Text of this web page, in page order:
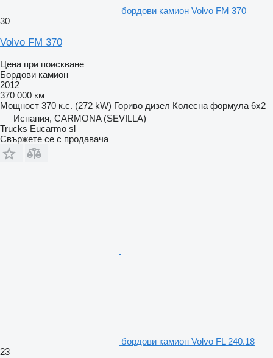
бордови камион Volvo FM 370
30
Volvo FM 370
Цена при поискване
Бордови камион
2012
370 000 км
Мощност 370 к.с. (272 kW) Гориво дизел Колесна формула 6x2
Испания, CARMONA (SEVILLA)
Trucks Eucarmo sl
Свържете се с продавача
бордови камион Volvo FL 240.18
23